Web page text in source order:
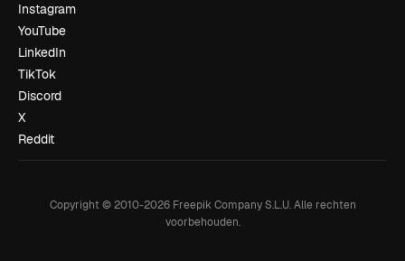
Instagram
YouTube
LinkedIn
TikTok
Discord
X
Reddit
Copyright © 2010-2026Freepik Company S.L.U. Alle rechten
voorbehouden.